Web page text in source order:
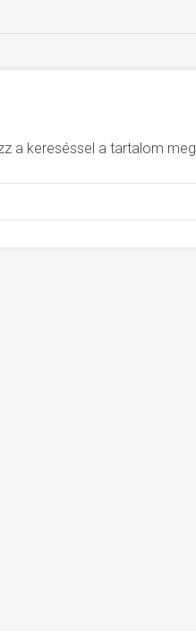
a kereséssel a tartalom